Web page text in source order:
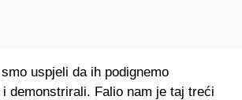
uspjeli da ih podignemo
demonstrirali. Falio nam je taj treći